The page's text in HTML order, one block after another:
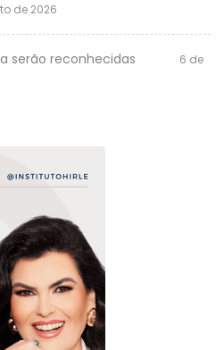
de 2026
serão reconhecidas
6 de